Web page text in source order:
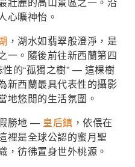
心曠神怡。
，湖水如翡翠般澄淨，是
一。隨後前往新西蘭第四
性的“孤獨之樹” — 這棵樹
新西蘭最具代表性的攝影
地悠閒的生活氛圍。
勝地 — 皇后鎮 ，依偎在
裡是全球公認的蜜月聖
，彷彿置身世外桃源。